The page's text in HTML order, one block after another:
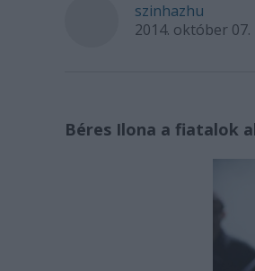
szinhazhu
2014. október 07.
Béres Ilona a fiatalok